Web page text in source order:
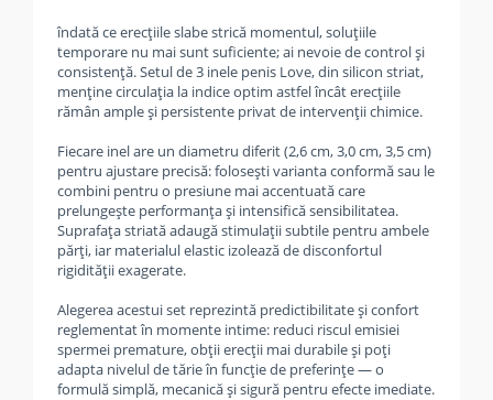
îndată ce erecțiile slabe strică momentul, soluțiile
temporare nu mai sunt suficiente; ai nevoie de control și
consistență. Setul de 3 inele penis Love, din silicon striat,
menține circulația la indice optim astfel încât erecțiile
rămân ample și persistente privat de intervenții chimice.
Fiecare inel are un diametru diferit (2,6 cm, 3,0 cm, 3,5 cm)
pentru ajustare precisă: folosești varianta conformă sau le
combini pentru o presiune mai accentuată care
prelungește performanța și intensifică sensibilitatea.
Suprafața striată adaugă stimulații subtile pentru ambele
părți, iar materialul elastic izolează de disconfortul
rigidității exagerate.
Alegerea acestui set reprezintă predictibilitate și confort
reglementat în momente intime: reduci riscul emisiei
spermei premature, obții erecții mai durabile și poți
adapta nivelul de tărie în funcție de preferințe — o
formulă simplă, mecanică și sigură pentru efecte imediate.